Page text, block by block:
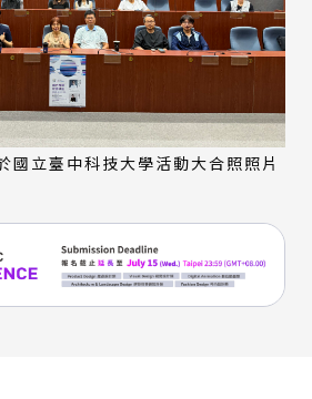
立臺中科技大學活動大合照照片